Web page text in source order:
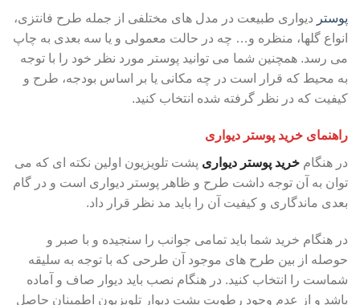
پوستر دیواری طبیعت در مدل های مختلفی از جمله طرح فانتزی،
انواع گلها، منظره و… چه در حالت معمولی و یا سه بعدی به چاپ
می رسد. همچنین شما می توانید پوستر مورد نظر خود را با توجه
به محیط که قرار است در چه مکانی یا بر اساس بودجه، طرح و
کیفیت که در نظر گرفته شده انتخاب کنید.
راهنمای خرید پوستر دیواری
در هنگام خرید پوستر دیواری پشت تلویزیون اولین نکته ای که می
توان به آن توجه داشت طرح و ظاهر پوستر دیواری است و در گام
بعدی ماندگاری و کیفیت آن را باید مد نظر قرار داد.
در هنگام خرید شما باید تمامی جوانب را سنجیده و با صبر و
حوصله از بین طرح های موجود آن طرحی که با توجه به سلیقه
شماست را انتخاب کنید. در هنگام نصب باید دیوار صاف و آماده
باشد و از عدم وجود رطوبت پشت دیوار تلویزیون اطمینان حاصل